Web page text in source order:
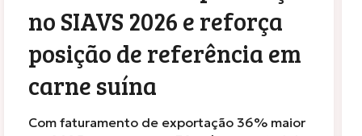
no SIAVS 2026 e reforça
posição de referência em
carne suína
Com faturamento de exportação 36% maior